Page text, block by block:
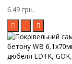
6.49 грн.